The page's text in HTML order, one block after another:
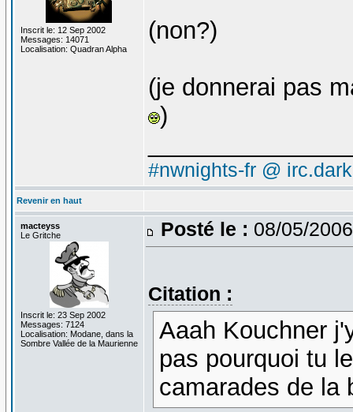
Inscrit le: 12 Sep 2002
Messages: 14071
Localisation: Quadran Alpha
(non?)
(je donnerai pas
)
#nwnights-fr @
Revenir en haut
macteyss
Le Gritche
Inscrit le: 23 Sep 2002
Messages: 7124
Localisation: Modane, dans la
Sombre Vallée de la Maurienne
Posté le : 08/05/
Citation :
Aaah Kouchner
pas pourquoi tu
camarades de la